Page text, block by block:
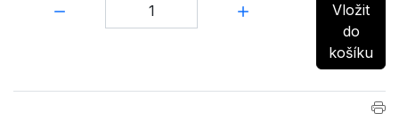
Vložit
do
košíku